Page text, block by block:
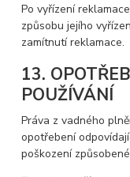
Po vyřízení
způsobu jejího
zamítnutí reklamace.
13.
POUŽÍVÁNÍ
Práva z vadného
opotřebení
poškození